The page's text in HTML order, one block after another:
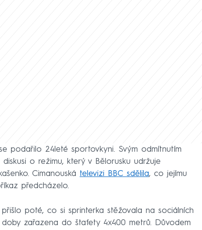
podařilo 24leté sportovkyni. Svým odmítnutím
o režimu, který v Bělorusku udržuje
Cimanouská televizi BBC sdělila, co jejímu
předcházelo.
poté, co si sprinterka stěžovala na sociálních
zařazena do štafety 4x400 metrů. Důvodem